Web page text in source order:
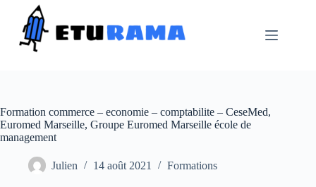
contenu
Formation commerce – economie – comptabilite – CeseMed,
Euromed Marseille, Groupe Euromed Marseille école de
management
Julien 14 août 2021 Formations